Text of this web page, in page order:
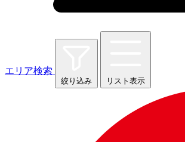
エリア検索
絞り込み リスト表示